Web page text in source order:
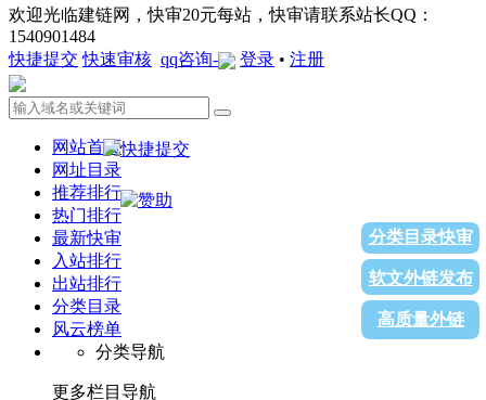
欢迎光临建链网，快审20元每站，快审请联系站长QQ：
1540901484
快捷提交 快速审核 qq咨询- 登录 • 注册
网站首页
网址目录
推荐排行
热门排行
最新快审
入站排行
出站排行
分类目录
风云榜单
分类导航
更多栏目导航
分类目录快审
软文外链发布
高质量外链